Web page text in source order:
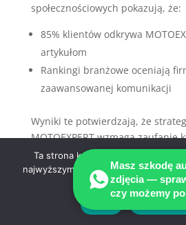
społecznościowych pokazują, że:
85% klientów odkrywa
artykułom
Rankingi branżowe oceniają
zaawansowanej komunikacji
Wyniki te potwierdzają, że
MOTOEXPERT wzmaga zaufanie
budowę relacji z partnerami.
Przyszłość MOTOEXPERT
MOTOEXPERT kontynuuje
konsolidując pozycję na rynku
Masz szkodę
zdjęcia —
czy możemy
Ta strona korzysta z ciasteczek aby
najwyższym poziomie. Dalsze
że zgadzasz się na